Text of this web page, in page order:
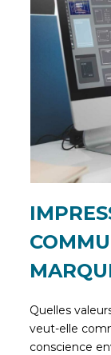
Quelles
veut-elle
conscience